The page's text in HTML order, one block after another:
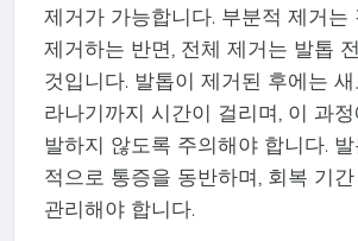
제거가 가능합니다. 부분적 제거는
제거하는 반면, 전체 제거는 발톱
것입니다. 발톱이 제거된 후에는
라나기까지 시간이 걸리며, 이 과
발하지 않도록 주의해야 합니다.
적으로 통증을 동반하며, 회복 기
관리해야 합니다.